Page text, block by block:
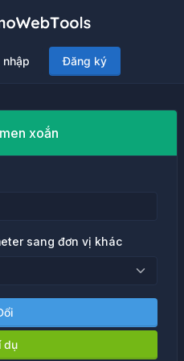
Đăng ký
xoắn
sang đơn vị khác
dụ